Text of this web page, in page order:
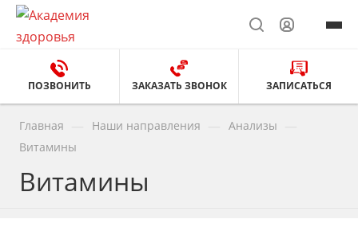
ПОЗВОНИТЬ ЗАКАЗАТЬ ЗВОНОК ЗАПИСАТЬСЯ
Главная Наши направления Анализы
Витамины
Витамины